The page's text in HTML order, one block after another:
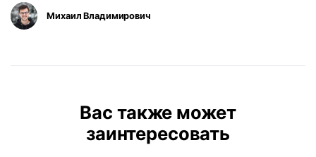
Михаил Владимирович
Вас также может
заинтересовать